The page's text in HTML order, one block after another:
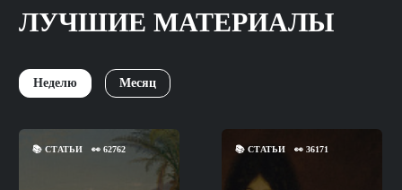
ЛУЧШИЕ МАТЕРИАЛЫ
Неделю Месяц
📚 СТАТЬИ 👀 62762 📚СТАТЬИ 👀36171